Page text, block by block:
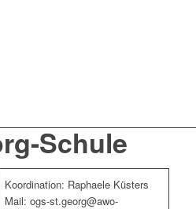
Schule
Koordination: Raphaele Küsters
Mail: ogs-st.georg@awo-